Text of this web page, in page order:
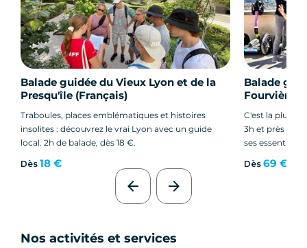
Balade guidée du Vieux Lyon et de la
Presqu'île (Français)
Traboules, places emblématiques et histoires
insolites : découvrez le vrai Lyon avec un guide
local. 2h de balade, dès 18 €.
Dès 18 €
Balade
Fourvière à
C'est la plus
3h et près de
ses essentiels
Dès 69 €
arrow_back arrow_forward
Nos activités et services